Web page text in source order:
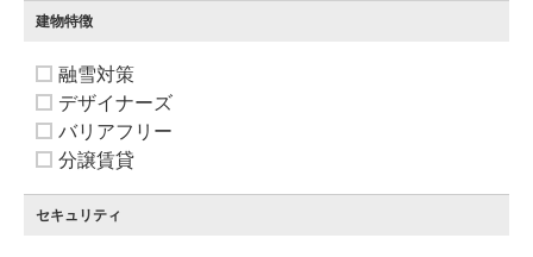
建物特徴
融雪対策
デザイナーズ
バリアフリー
分譲賃貸
セキュリティ